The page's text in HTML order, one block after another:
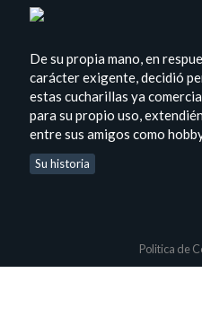
De su propia mano, en
carácter exigente, decidió
estas cucharillas ya
para su propio uso,
entre sus amigos como
Su historia
Politica de